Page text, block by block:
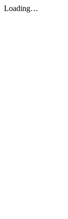
Loading…